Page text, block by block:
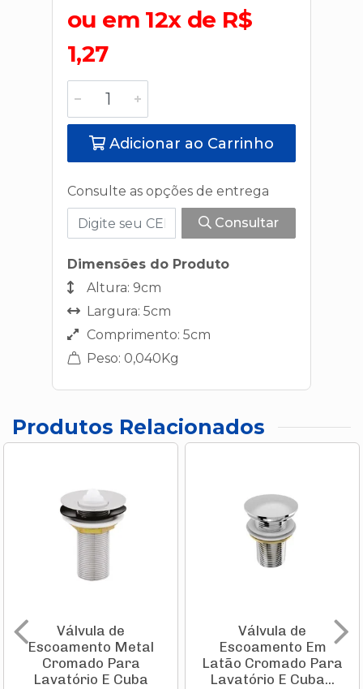
ou em 12x de R$
1,27
Adicionar ao Carrinho
Consulte as opções de entrega
Consultar
Dimensões do Produto
Altura: 9cm
Largura: 5cm
Comprimento: 5cm
Peso: 0,040Kg
Produtos Relacionados
Válvula de
Escoamento Metal
Cromado Para
Lavatório E Cuba
Válvula de
Escoamento Em
Latão Cromado Para
Lavatório E Cuba...